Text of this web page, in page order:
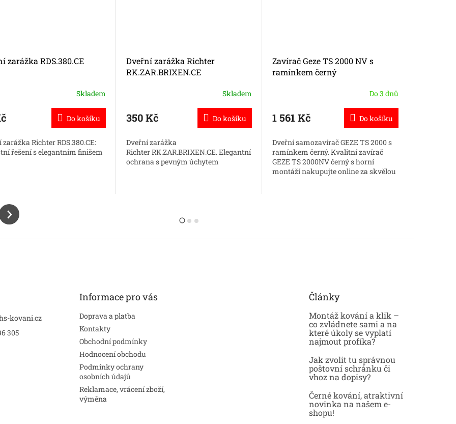
zarážka RDS.380.CE
Skladem
Do košíku
zarážka Richter RDS.380.CE:
řešení s elegantním finišem
Dveřní zarážka Richter
RK.ZAR.BRIXEN.CE
Skladem
350 Kč Do košíku
Dveřní zarážka
Richter RK.ZAR.BRIXEN.CE. Elegantní
ochrana s pevným úchytem
Zavírač Geze TS 2000 NV s
ramínkem černý
Do 3 dnů
1 561 Kč Do košíku
Dveřní samozavírač GEZE TS 2000 s
ramínkem černý. Kvalitní zavírač
GEZE TS 2000NV černý s horní
montáží nakupujte online za skvělou
kovani.cz
305
Informace pro vás
Doprava a platba
Kontakty
Obchodní podmínky
Hodnocení obchodu
Podmínky ochrany
osobních údajů
Reklamace, vrácení zboží,
výměna
Články
Montáž kování a klik –
co zvládnete sami a na
které úkoly se vyplatí
najmout profíka?
Jak zvolit tu správnou
poštovní schránku či
vhoz na dopisy?
Černé kování, atraktivní
novinka na našem e-
shopu!